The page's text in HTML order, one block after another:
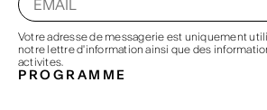
Votre adresse de messagerie est uniquement
notre lettre d'information ainsi que des
activites.
PROGRAMME